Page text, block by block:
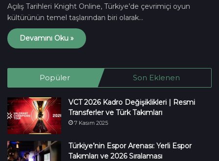
Açılış Tarihleri Knight Online, Türkiye’de çevrimiçi oyun
kültürünün temel taşlarından biri olarak…
Devamını Oku »
Popüler Son Eklenen
VCT 2026 Kadro Değişiklikleri | Resmi
Transferler ve Türk Takımları
7 Kasım 2025
Türkiye’nin Espor Arenası: Yerli Espor
Takımları ve 2026 Sıralaması